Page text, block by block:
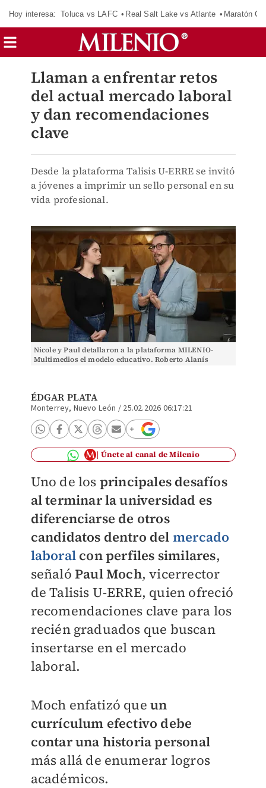
Hoy interesa: Toluca vs LAFC Real Salt Lake vs Atlante Maratón
Llaman a enfrentar retos
del actual mercado laboral
y dan recomendaciones
clave
Desde la plataforma Talisis U-ERRE se invitó
a jóvenes a imprimir un sello personal en su
vida profesional.
Nicole y Paul detallaron a la plataforma MILENIO-
Multimedios el modelo educativo. Roberto Alanís
ÉDGAR PLATA
Monterrey, Nuevo León / 25.02.2026 06:17:21
Únete al canal de Milenio
Uno de los principales desafíos
al terminar la universidad es
diferenciarse de otros
candidatos dentro del mercado
laboralcon perfiles similares,
señaló Paul Moch, vicerrector
de Talisis U-ERRE, quien ofreció
recomendaciones clave para los
recién graduados que buscan
insertarse en el mercado
laboral.
Moch enfatizó queun
currículum efectivo debe
contar una historia personal
más allá de enumerar logros
académicos.